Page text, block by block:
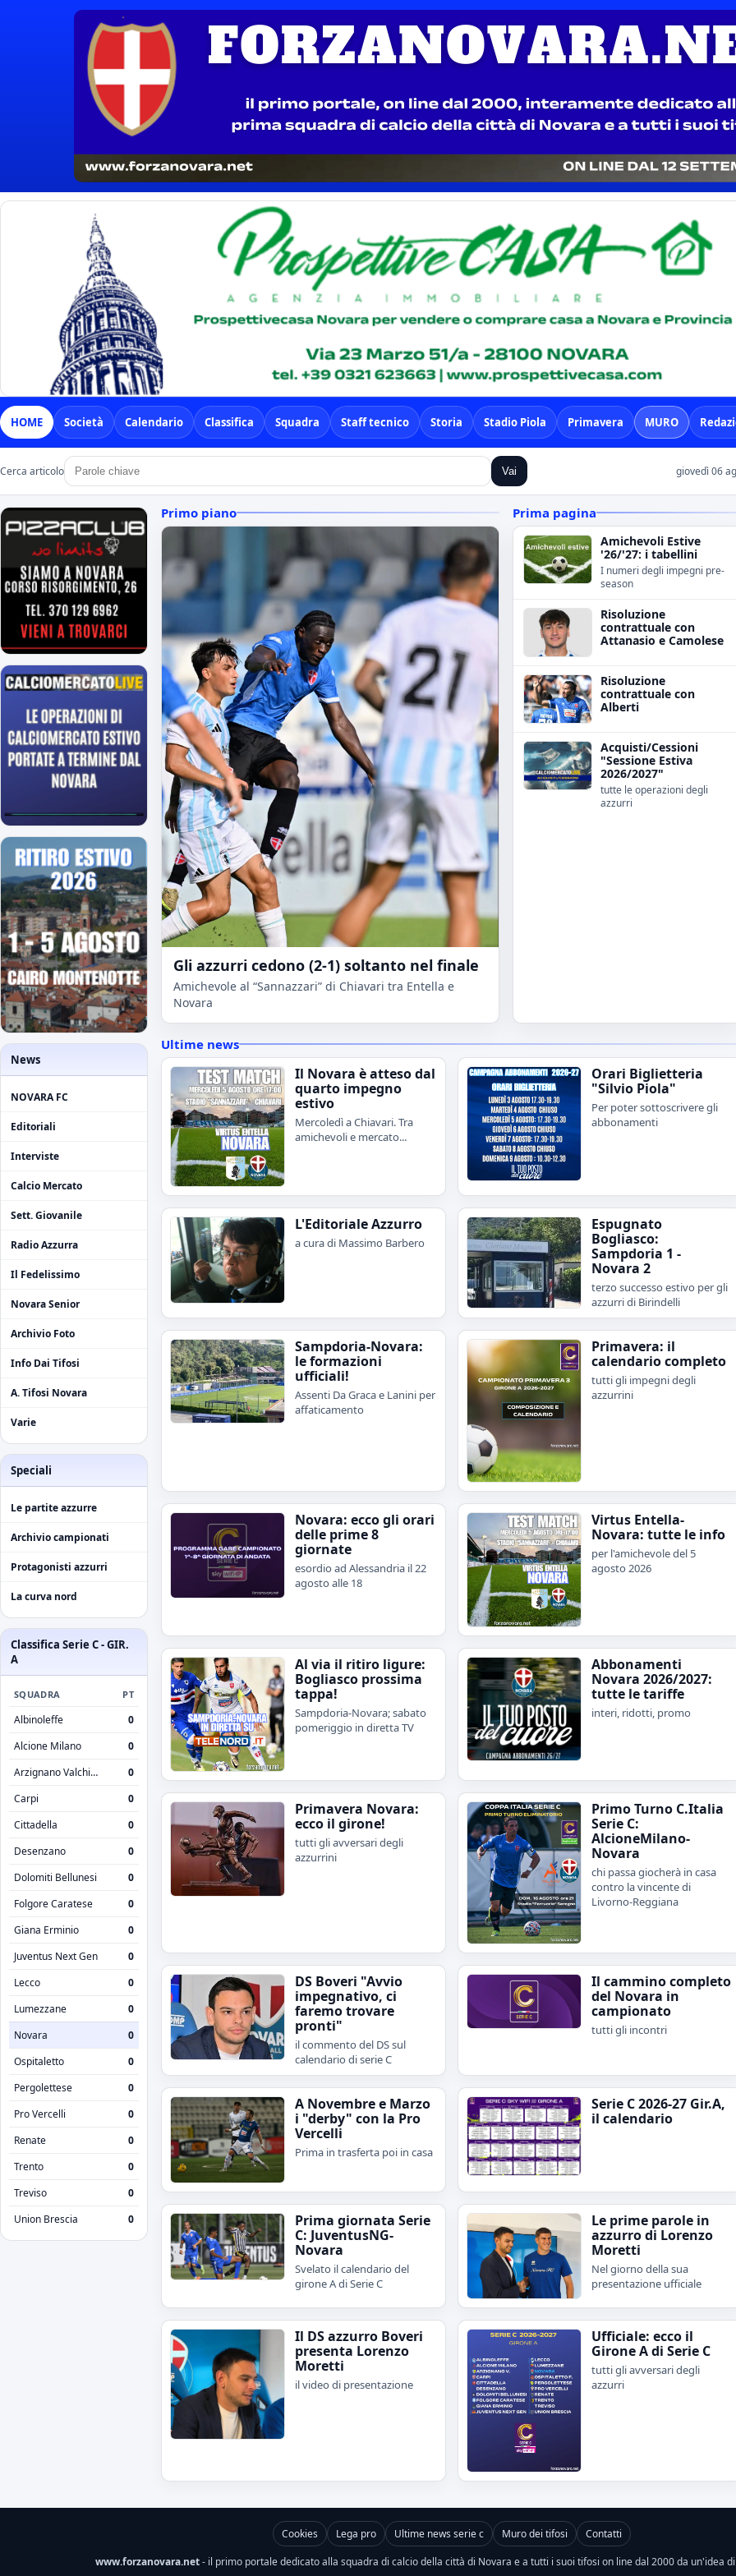
HOME Società Calendario Classifica Squadra Staff tecnico Storia Stadio Piola Primavera MURO
Cerca articolo Vai giovedì 06
News
NOVARA FC
Editoriali
Interviste
Calcio Mercato
Sett. Giovanile
Radio Azzurra
Il Fedelissimo
Novara Senior
Archivio Foto
Info Dai Tifosi
A. Tifosi Novara
Varie
Speciali
Le partite azzurre
Archivio campionati
Protagonisti azzurri
La curva nord
Classifica Serie C - GIR.
A
SQUADRA PT
Albinoleffe
0
Alcione Milano
0
Arzignano Valchiampo
0
Carpi
0
Cittadella
0
Desenzano
0
Dolomiti Bellunesi
0
Folgore Caratese
0
Giana Erminio
0
Juventus Next Gen
0
Lecco
0
Lumezzane
0
Novara
0
Ospitaletto
0
Pergolettese
0
Pro Vercelli
0
Renate
0
Trento
0
Treviso
0
Union Brescia
0
Primo piano
Gli azzurri cedono (2-1) soltanto nel finale
Amichevole al “Sannazzari” di Chiavari tra Entella e
Novara
Prima pagina
Amichevoli Estive
'26/'27: i tabellini
I numeri degli impegni pre-
season
Risoluzione
contrattuale con
Attanasio e Camolese
Risoluzione
contrattuale con
Alberti
Acquisti/Cessioni
"Sessione Estiva
2026/2027"
tutte le operazioni degli
azzurri
Ultime news
Il Novara è atteso dal
quarto impegno
estivo
Mercoledì a Chiavari. Tra
amichevoli e mercato...
Orari Biglietteria
"Silvio Piola"
Per poter sottoscrivere gli
abbonamenti
L'Editoriale Azzurro
a cura di Massimo Barbero
Espugnato
Bogliasco:
Sampdoria 1 -
Novara 2
terzo successo estivo per gli
azzurri di Birindelli
Sampdoria-Novara:
le formazioni
ufficiali!
Assenti Da Graca e Lanini per
affaticamento
Primavera: il
calendario completo
tutti gli impegni degli
azzurrini
Novara: ecco gli orari
delle prime 8
giornate
esordio ad Alessandria il 22
agosto alle 18
Virtus Entella-
Novara: tutte le info
per l'amichevole del 5
agosto 2026
Al via il ritiro ligure:
Bogliasco prossima
tappa!
Sampdoria-Novara; sabato
pomeriggio in diretta TV
Abbonamenti
Novara 2026/2027:
tutte le tariffe
interi, ridotti, promo
Primavera Novara:
ecco il girone!
tutti gli avversari degli
azzurrini
Primo Turno C.Italia
Serie C:
AlcioneMilano-
Novara
chi passa giocherà in casa
contro la vincente di
Livorno-Reggiana
DS Boveri "Avvio
impegnativo, ci
faremo trovare
pronti"
il commento del DS sul
calendario di serie C
Il cammino completo
del Novara in
campionato
tutti gli incontri
A Novembre e Marzo
i "derby" con la Pro
Vercelli
Prima in trasferta poi in casa
Serie C 2026-27 Gir.A,
il calendario
Prima giornata Serie
C: JuventusNG-
Novara
Svelato il calendario del
girone A di Serie C
Le prime parole in
azzurro di Lorenzo
Moretti
Nel giorno della sua
presentazione ufficiale
Il DS azzurro Boveri
presenta Lorenzo
Moretti
il video di presentazione
Ufficiale: ecco il
Girone A di Serie C
tutti gli avversari degli
azzurri
Cookies Lega pro Ultime news serie c Muro dei tifosi
Contatti
www.forzanovara.net- il primo portale dedicato alla squadra di calcio della città di Novara e a tutti i suoi tifosi on line dal 2000 da un'idea di